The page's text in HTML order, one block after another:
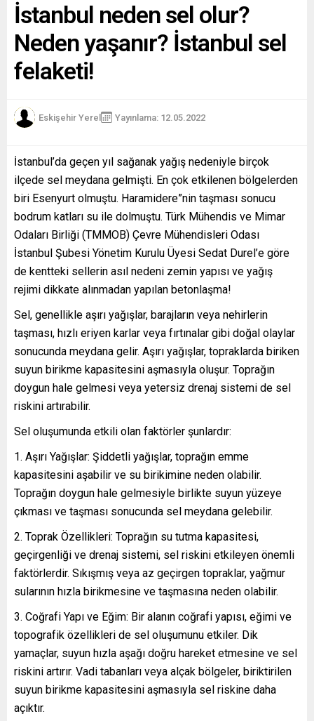
İstanbul neden sel olur?
Neden yaşanır? İstanbul sel
felaketi!
Eskişehir Yerel Yayınlama: 12.05.2022
İstanbul’da geçen yıl sağanak yağış nedeniyle birçok
ilçede sel meydana gelmişti. En çok etkilenen bölgelerden
biri Esenyurt olmuştu. Haramidere”nin taşması sonucu
bodrum katları su ile dolmuştu. Türk Mühendis ve Mimar
Odaları Birliği (TMMOB) Çevre Mühendisleri Odası
İstanbul Şubesi Yönetim Kurulu Üyesi Sedat Durel’e göre
de kentteki sellerin asıl nedeni zemin yapısı ve yağış
rejimi dikkate alınmadan yapılan betonlaşma!
Sel, genellikle aşırı yağışlar, barajların veya nehirlerin
taşması, hızlı eriyen karlar veya fırtınalar gibi doğal olaylar
sonucunda meydana gelir. Aşırı yağışlar, topraklarda biriken
suyun birikme kapasitesini aşmasıyla oluşur. Toprağın
doygun hale gelmesi veya yetersiz drenaj sistemi de sel
riskini artırabilir.
Sel oluşumunda etkili olan faktörler şunlardır:
Aşırı Yağışlar: Şiddetli yağışlar, toprağın emme
kapasitesini aşabilir ve su birikimine neden olabilir.
Toprağın doygun hale gelmesiyle birlikte suyun yüzeye
çıkması ve taşması sonucunda sel meydana gelebilir.
Toprak Özellikleri: Toprağın su tutma kapasitesi,
geçirgenliği ve drenaj sistemi, sel riskini etkileyen önemli
faktörlerdir. Sıkışmış veya az geçirgen topraklar, yağmur
sularının hızla birikmesine ve taşmasına neden olabilir.
Coğrafi Yapı ve Eğim: Bir alanın coğrafi yapısı, eğimi ve
topografik özellikleri de sel oluşumunu etkiler. Dik
yamaçlar, suyun hızla aşağı doğru hareket etmesine ve sel
riskini artırır. Vadi tabanları veya alçak bölgeler, biriktirilen
suyun birikme kapasitesini aşmasıyla sel riskine daha
açıktır.